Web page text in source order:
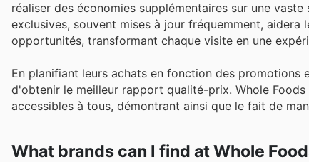
réaliser des économies supplémentaires sur une
exclusives, souvent mises à jour fréquemment,
opportunités, transformant chaque visite en une
En planifiant leurs achats en fonction des promotions
d'obtenir le meilleur rapport qualité-prix. Whole
accessibles à tous, démontrant ainsi que le fait de
What brands can I find at Whole